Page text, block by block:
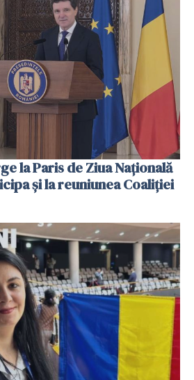
la Paris de Ziua Naţională
şi la reuniunea Coaliţiei